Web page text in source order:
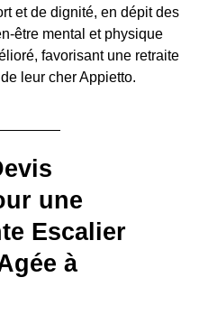
et de dignité, en dépit des
être mental et physique
favorisant une retraite
leur cher Appietto.
une
Escalier
à